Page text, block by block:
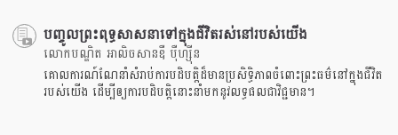
បញ្ចូលព្រះពុទ្ធសាសនាទៅក្នុងជីវិតរស់នៅរបស់យើង
លោកបណ្ឌិត អាលិចសានឌឺ បុឺហ្សុីន
គោលការណ៍ណែនាំសំរាប់ការបដិបត្តិដ៏មានប្រសិទ្ធិភាពចំពោះព្រះធម៌នៅក្នុងជីវិត
របស់យើង ដើម្បីឲ្យការបដិបត្តិនោះនាំមកនូវលទ្ធផលជាវិជ្ជមាន។